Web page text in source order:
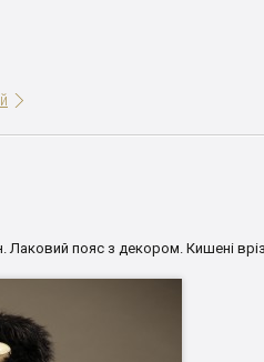
Лаковий пояс з декором. Кишені